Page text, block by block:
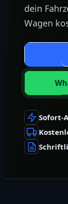
dein
Wagen
Sofort-